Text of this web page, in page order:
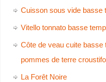
Cuisson sous vide basse
Vitello tonnato basse
Côte de veau cuite
pommes de terre
La Forêt Noire